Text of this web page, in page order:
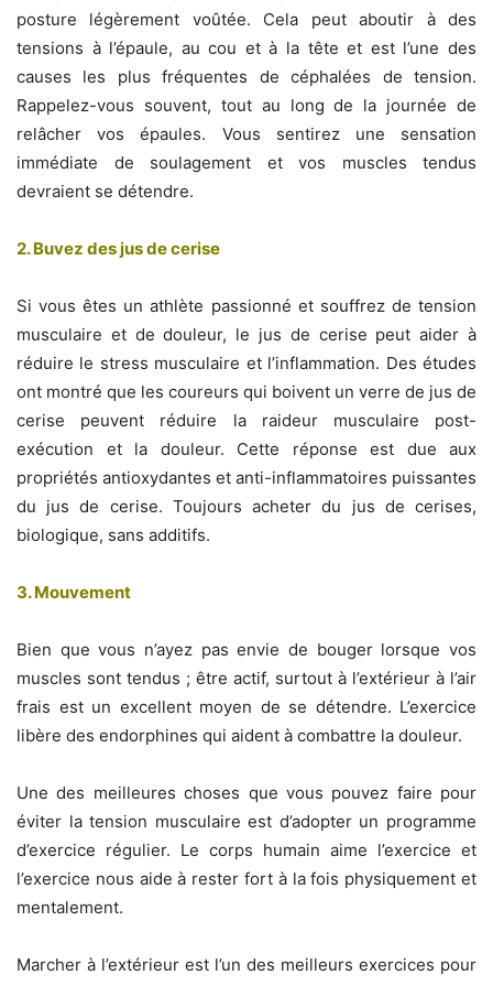
posture légèrement voûtée. Cela peut aboutir à des
tensions à l’épaule, au cou et à la tête et est l’une des
causes les plus fréquentes de céphalées de tension.
Rappelez-vous souvent, tout au long de la journée de
relâcher vos épaules. Vous sentirez une sensation
immédiate de soulagement et vos muscles tendus
devraient se détendre.
2. Buvez des jus de cerise
Si vous êtes un athlète passionné et souffrez de tension
musculaire et de douleur, le jus de cerise peut aider à
réduire le stress musculaire et l’inflammation. Des études
ont montré que les coureurs qui boivent un verre de jus de
cerise peuvent réduire la raideur musculaire post-
exécution et la douleur. Cette réponse est due aux
propriétés antioxydantes et anti-inflammatoires puissantes
du jus de cerise. Toujours acheter du jus de cerises,
biologique, sans additifs.
3. Mouvement
Bien que vous n’ayez pas envie de bouger lorsque vos
muscles sont tendus ; être actif, surtout à l’extérieur à l’air
frais est un excellent moyen de se détendre. L’exercice
libère des endorphines qui aident à combattre la douleur.
Une des meilleures choses que vous pouvez faire pour
éviter la tension musculaire est d’adopter un programme
d’exercice régulier. Le corps humain aime l’exercice et
l’exercice nous aide à rester fort à la fois physiquement et
mentalement.
Marcher à l’extérieur est l’un des meilleurs exercices pour